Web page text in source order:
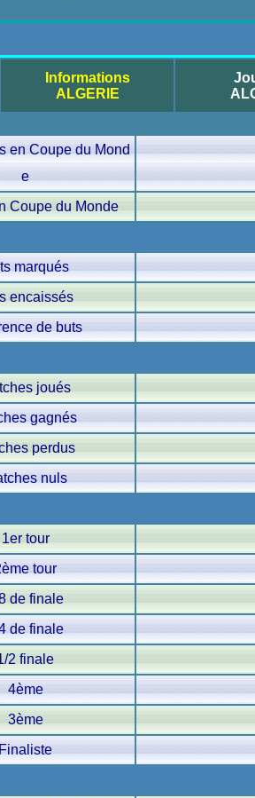
Informations
ALGERIE
en Coupe du Mond
e
Coupe du Monde
marqués
encaissés
de buts
joués
gagnés
perdus
nuls
1er tour
tour
de finale
de finale
2 finale
4ème
3ème
Finaliste